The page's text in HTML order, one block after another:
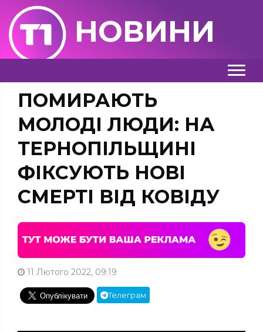
НОВИНИ
ПОМИРАЮТЬ
МОЛОДІ ЛЮДИ: НА
ТЕРНОПІЛЬЩИНІ
ФІКСУЮТЬ НОВІ
СМЕРТІ ВІД КОВІДУ
11 Лютого 2022, 09:19
Телеграм